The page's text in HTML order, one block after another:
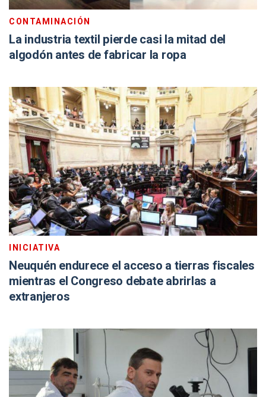
CONTAMINACIÓN
La industria textil pierde casi la mitad del
algodón antes de fabricar la ropa
INICIATIVA
Neuquén endurece el acceso a tierras fiscales
mientras el Congreso debate abrirlas a
extranjeros